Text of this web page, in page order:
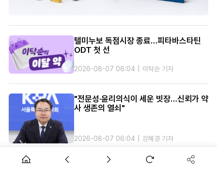
텔미누보 독점시장 종료…피타바스타틴
ODT 첫 선
2026-08-07 06:04 이탁순 기자
"전문성·윤리의식이 세운 빗장…신뢰가 약
사 생존의 열쇠"
2026-08-07 06:04 강혜경 기자